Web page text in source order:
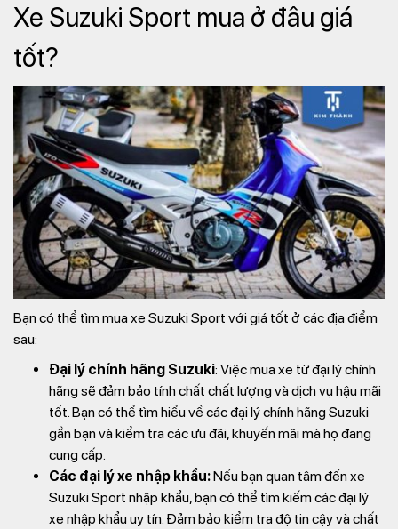
Xe Suzuki Sport mua ở đâu giá
tốt?
Bạn có thể tìm mua xe Suzuki Sport với giá tốt ở các địa điểm
sau:
Đại lý chính hãng Suzuki: Việc mua xe từ đại lý chính
hãng sẽ đảm bảo tính chất chất lượng và dịch vụ hậu mãi
tốt. Bạn có thể tìm hiểu về các đại lý chính hãng Suzuki
gần bạn và kiểm tra các ưu đãi, khuyến mãi mà họ đang
cung cấp.
Các đại lý xe nhập khẩu:Nếu bạn quan tâm đến xe
Suzuki Sport nhập khẩu, bạn có thể tìm kiếm các đại lý
xe nhập khẩu uy tín. Đảm bảo kiểm tra độ tin cậy và chất